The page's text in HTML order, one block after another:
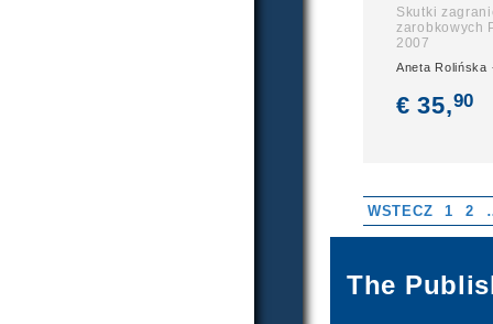
Skutki
zarobkowych
2007
Aneta Rolińska
€ 35,90
WSTECZ 1 2
The